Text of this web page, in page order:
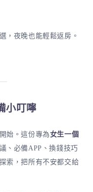
，夜晚也能輕鬆返房。
小叮嚀
始。這份專為女生一個
、必備APP、換錢技巧
索，把所有不安都交給